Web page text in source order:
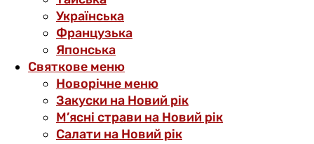
Українська
Французька
Японська
Святкове меню
Новорічне меню
Закуски на Новий рік
М’ясні страви на Новий рік
Салати на Новий рік